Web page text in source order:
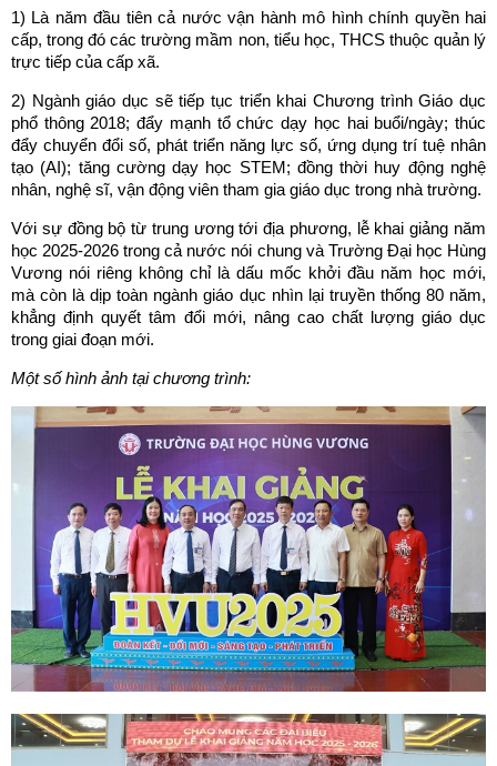
1) Là năm đầu tiên cả nước vận hành mô hình chính quyền hai
cấp, trong đó các trường mầm non, tiểu học, THCS thuộc quản lý
trực tiếp của cấp xã.
2) Ngành giáo dục sẽ tiếp tục triển khai Chương trình Giáo dục
phổ thông 2018; đẩy mạnh tổ chức dạy học hai buổi/ngày; thúc
đẩy chuyển đổi số, phát triển năng lực số, ứng dụng trí tuệ nhân
tạo (AI); tăng cường dạy học STEM; đồng thời huy động nghệ
nhân, nghệ sĩ, vận động viên tham gia giáo dục trong nhà trường.
Với sự đồng bộ từ trung ương tới địa phương, lễ khai giảng năm
học 2025-2026 trong cả nước nói chung và Trường Đại học Hùng
Vương nói riêng không chỉ là dấu mốc khởi đầu năm học mới,
mà còn là dịp toàn ngành giáo dục nhìn lại truyền thống 80 năm,
khẳng định quyết tâm đổi mới, nâng cao chất lượng giáo dục
trong giai đoạn mới.
Một số hình ảnh tại chương trình: